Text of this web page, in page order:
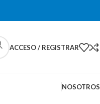
ACCESO / REGISTRAR
NOSOTROS